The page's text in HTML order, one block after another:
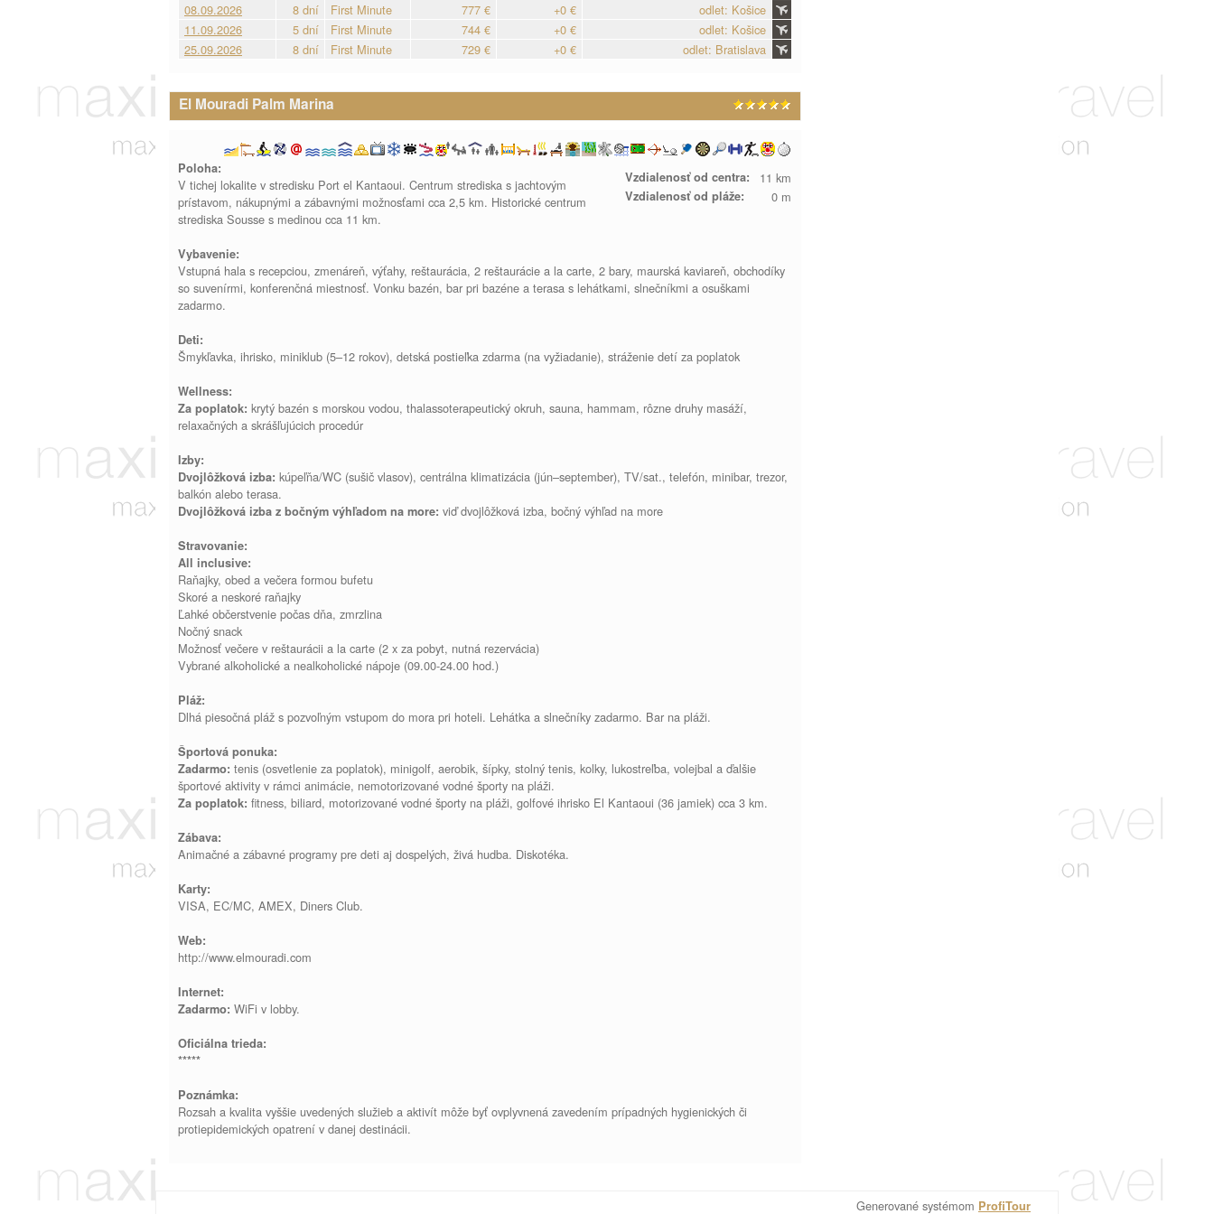
08.09.2026
8 dní First Minute 777 € +0 €
odlet: Košice
11.09.2026
5 dní First Minute 744 € +0 €
odlet: Košice
25.09.2026
8 dní First Minute 729 € +0 € odlet: Bratislava
El Mouradi Palm Marina
Vzdialenosť od centra: 11 km
Vzdialenosť od pláže: 0 m
Poloha:
V tichej lokalite v stredisku Port el Kantaoui. Centrum strediska s jachtovým
prístavom, nákupnými a zábavnými možnosťami cca 2,5 km. Historické centrum
strediska Sousse s medinou cca 11 km.
Vybavenie:
Vstupná hala s recepciou, zmenáreň, výťahy, reštaurácia, 2 reštaurácie a la carte, 2 bary, maurská kaviareň, obchodíky
so suvenírmi, konferenčná miestnosť. Vonku bazén, bar pri bazéne a terasa s lehátkami, slnečníkmi a osuškami
zadarmo.
Deti:
Šmykľavka, ihrisko, miniklub (5–12 rokov), detská postieľka zdarma (na vyžiadanie), stráženie detí za poplatok
Wellness:
Za poplatok: krytý bazén s morskou vodou, thalassoterapeutický okruh, sauna, hammam, rôzne druhy masáží,
relaxačných a skrášľujúcich procedúr
Izby:
Dvojlôžková izba: kúpeľňa/WC (sušič vlasov), centrálna klimatizácia (jún–september), TV/sat., telefón, minibar, trezor,
balkón alebo terasa.
Dvojlôžková izba z bočným výhľadom na more: viď dvojlôžková izba, bočný výhľad na more
Stravovanie:
All inclusive:
Raňajky, obed a večera formou bufetu
Skoré a neskoré raňajky
Ľahké občerstvenie počas dňa, zmrzlina
Nočný snack
Možnosť večere v reštaurácii a la carte (2 x za pobyt, nutná rezervácia)
Vybrané alkoholické a nealkoholické nápoje (09.00-24.00 hod.)
Pláž:
Dlhá piesočná pláž s pozvoľným vstupom do mora pri hoteli. Lehátka a slnečníky zadarmo. Bar na pláži.
Športová ponuka:
Zadarmo: tenis (osvetlenie za poplatok), minigolf, aerobik, šípky, stolný tenis, kolky, lukostreľba, volejbal a ďalšie
športové aktivity v rámci animácie, nemotorizované vodné športy na pláži.
Za poplatok: fitness, biliard, motorizované vodné športy na pláži, golfové ihrisko El Kantaoui (36 jamiek) cca 3 km.
Zábava:
Animačné a zábavné programy pre deti aj dospelých, živá hudba. Diskotéka.
Karty:
VISA, EC/MC, AMEX, Diners Club.
Web:
http://www.elmouradi.com
Internet:
Zadarmo: WiFi v lobby.
Oficiálna trieda:
*****
Poznámka:
Rozsah a kvalita vyššie uvedených služieb a aktivít môže byť ovplyvnená zavedením prípadných hygienických či
protiepidemických opatrení v danej destinácii.
Generované systémom ProfiTour